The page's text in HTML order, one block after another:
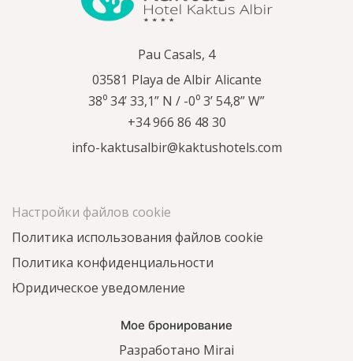
Pau Casals, 4
03581 Playa de Albir Alicante
38⁰ 34’ 33,1” N / -0⁰ 3’ 54,8” W”
+34 966 86 48 30
info-kaktusalbir@kaktushotels.com
Настройки файлов cookie
Политика использования файлов cookie
Политика конфиденциальности
Юридическое уведомление
Мое бронирование
Разработано Mirai